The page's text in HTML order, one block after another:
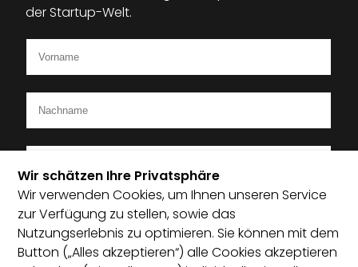
der Startup-Welt.
Ich bin Mitglied im Startup-Verband
Ich habe die Datenschutzerklärung zur Kenntnis
genommen und bin damit einverstanden, dass die von
Wir schätzen Ihre Privatsphäre
Wir verwenden Cookies, um Ihnen unseren Service
zur Verfügung zu stellen, sowie das
Nutzungserlebnis zu optimieren. Sie können mit dem
Button („Alles akzeptieren“) alle Cookies akzeptieren